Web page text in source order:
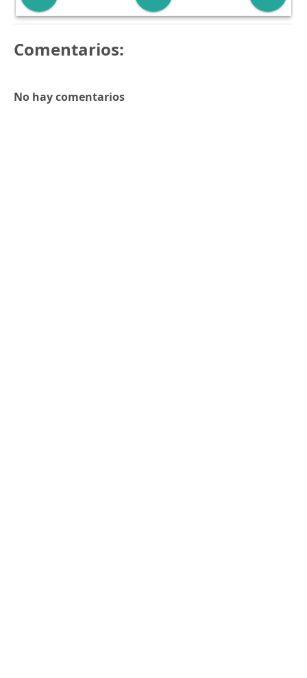
Comentarios:
No hay comentarios